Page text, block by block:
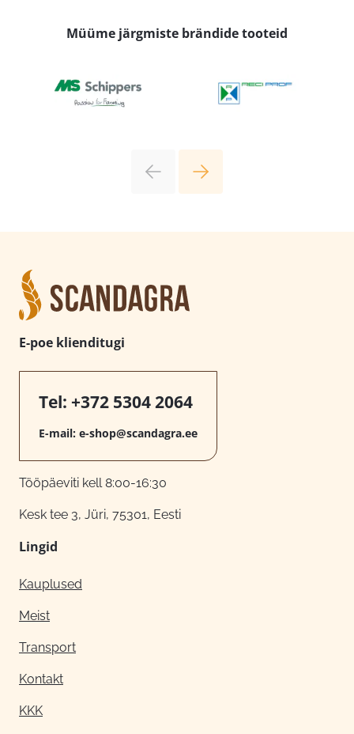
Müüme järgmiste brändide tooteid
E-poe klienditugi
Tel: +372 5304 2064
E-mail: e-shop@scandagra.ee
Tööpäeviti kell 8:00-16:30
Kesk tee 3, Jüri, 75301, Eesti
Lingid
Kauplused
Meist
Transport
Kontakt
KKK